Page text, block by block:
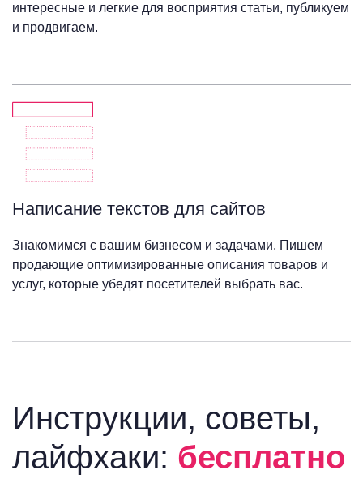
интересные и легкие для восприятия статьи, публикуем
и продвигаем.
Написание текстов для сайтов
Знакомимся с вашим бизнесом и задачами. Пишем
продающие оптимизированные описания товаров и
услуг, которые убедят посетителей выбрать вас.
Инструкции, советы,
лайфхаки: бесплатно